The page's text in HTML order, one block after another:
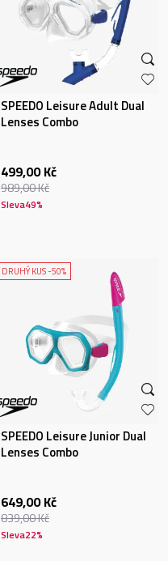
SPEEDO Leisure Adult Dual
Lenses Combo
499,00 Kč
989,00Kč
Sleva49%
DRUHÝ KUS -50%
SPEEDO Leisure Junior Dual
Lenses Combo
649,00 Kč
839,00Kč
Sleva22%